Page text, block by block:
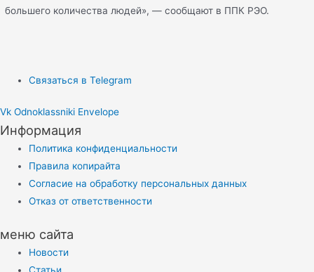
большего количества людей», — сообщают в ППК РЭО.
Связаться в Telegram
Vk Odnoklassniki Envelope
Информация
Политика конфиденциальности
Правила копирайта
Согласие на обработку персональных данных
Отказ от ответственности
меню сайта
Новости